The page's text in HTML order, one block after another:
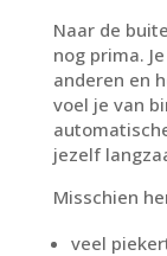
Naar de
nog prima.
anderen en
voel je van
jezelf
Misschien
veel